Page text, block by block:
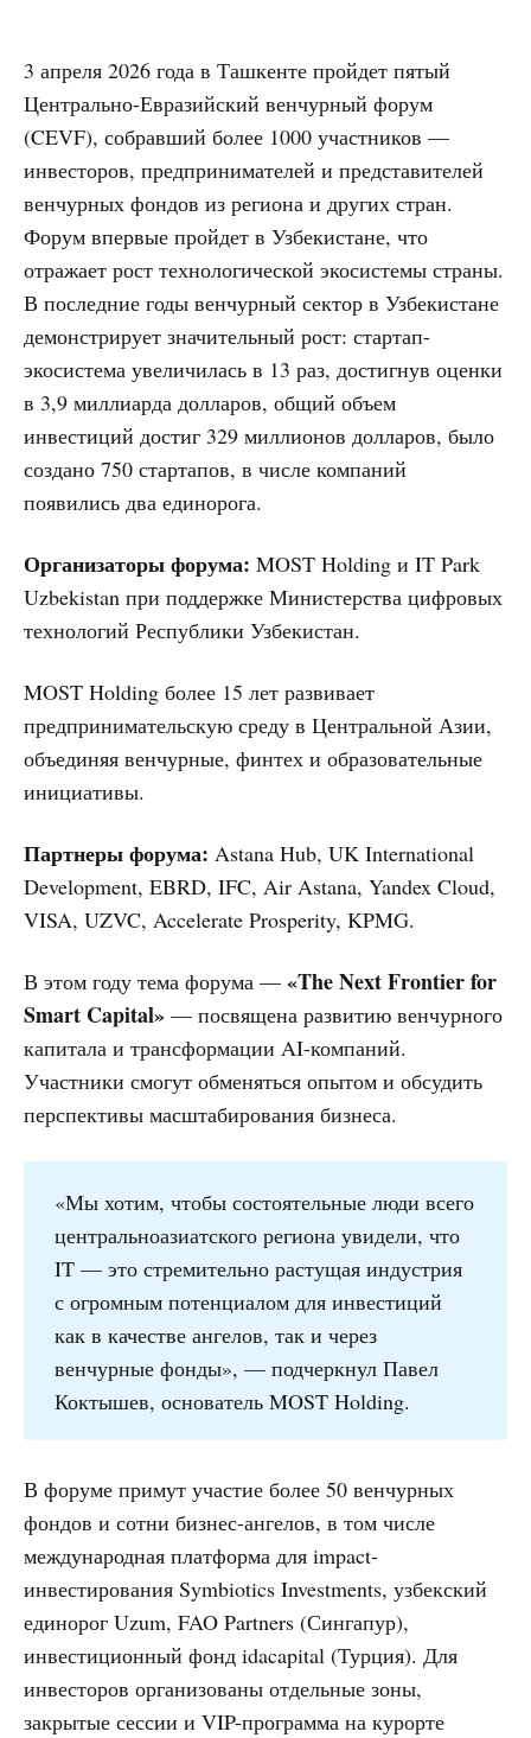
3 апреля 2026 года в Ташкенте пройдет пятый
Центрально-Евразийский венчурный форум
(CEVF), собравший более 1000 участников —
инвесторов, предпринимателей и представителей
венчурных фондов из региона и других стран.
Форум впервые пройдет в Узбекистане, что
отражает рост технологической экосистемы страны.
В последние годы венчурный сектор в Узбекистане
демонстрирует значительный рост: стартап-
экосистема увеличилась в 13 раз, достигнув оценки
в 3,9 миллиарда долларов, общий объем
инвестиций достиг 329 миллионов долларов, было
создано 750 стартапов, в числе компаний
появились два единорога.
Организаторы форума: MOST Holding и IT Park
Uzbekistan при поддержке Министерства цифровых
технологий Республики Узбекистан.
MOST Holding более 15 лет развивает
предпринимательскую среду в Центральной Азии,
объединяя венчурные, финтех и образовательные
инициативы.
Партнеры форума: Astana Hub, UK International
Development, EBRD, IFC, Air Astana, Yandex Cloud,
VISA, UZVC, Accelerate Prosperity, KPMG.
В этом году тема форума — «The Next Frontier for
Smart Capital» — посвящена развитию венчурного
капитала и трансформации AI-компаний.
Участники смогут обменяться опытом и обсудить
перспективы масштабирования бизнеса.
«Мы хотим, чтобы состоятельные люди всего
центральноазиатского региона увидели, что
IT — это стремительно растущая индустрия
с огромным потенциалом для инвестиций
как в качестве ангелов, так и через
венчурные фонды», — подчеркнул Павел
Коктышев, основатель MOST Holding.
В форуме примут участие более 50 венчурных
фондов и сотни бизнес-ангелов, в том числе
международная платформа для impact-
инвестирования Symbiotics Investments, узбекский
единорог Uzum, FAO Partners (Сингапур),
инвестиционный фонд idacapital (Турция). Для
инвесторов организованы отдельные зоны,
закрытые сессии и VIP-программа на курорте